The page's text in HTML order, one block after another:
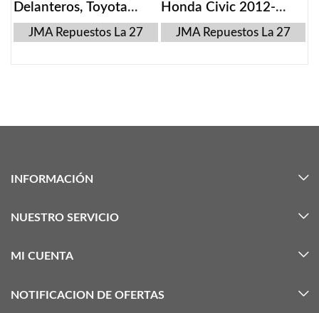
Delanteros, Toyota
Corolla 2009-2013
JMA Repuestos La 27
Honda Civic 2012-
2015JMA Repuestos La 27
INFORMACIÓN
NUESTRO SERVICIO
MI CUENTA
NOTIFICACION DE OFERTAS